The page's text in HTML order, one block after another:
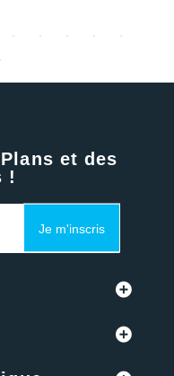
et des
!
Je m'inscris